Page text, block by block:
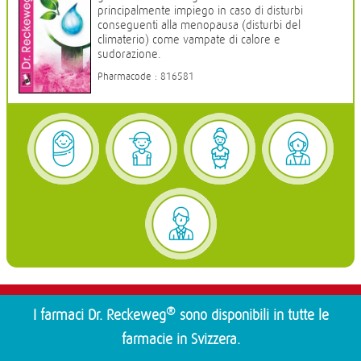
principalmente impiego in caso di disturbi
conseguenti alla menopausa (disturbi del
climaterio) come vampate di calore e
sudorazione.
Pharmacode : 816581
I farmaci Dr. Reckeweg®sono disponibili in tutte le
farmacie in Svizzera.